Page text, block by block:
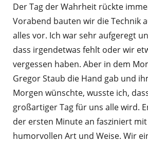
Der Tag der Wahrheit rückte
Vorabend bauten wir die Technik
alles vor. Ich war sehr aufgeregt
dass irgendetwas fehlt oder wir
vergessen haben. Aber in dem
Gregor Staub die Hand gab und
Morgen wünschte, wusste ich,
großartiger Tag für uns alle wird.
der ersten Minute an fasziniert
humorvollen Art und Weise. Wir